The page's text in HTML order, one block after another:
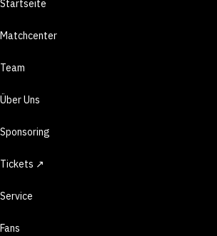
Startseite
Matchcenter
Team
Über Uns
Sponsoring
Tickets ↗
Service
Fans